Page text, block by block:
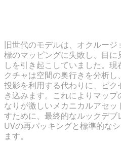
旧世代のモデルは、オクルー
標のマッピングに失敗し、目
しを引き起こしていました。
クチャは空間の奥行きを分析
投影を利用する代わりに、ピ
き込みます。これによりマッ
なりが激しいメカニカルアセ
すために、最終的なルックデ
UVの再パッキングと標準的な
ます。